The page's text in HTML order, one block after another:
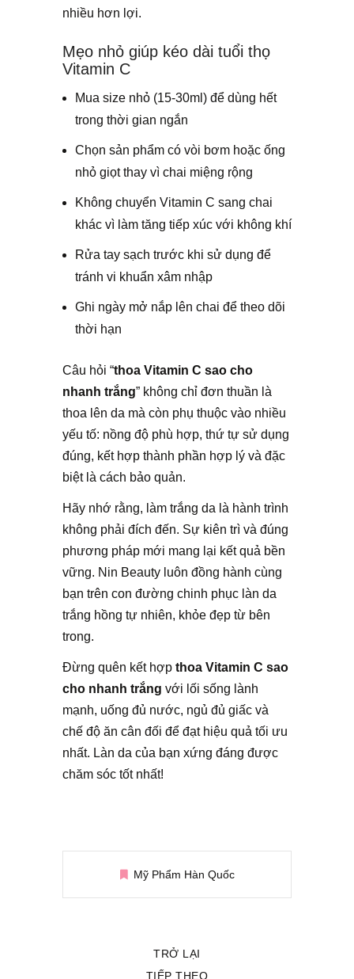
nhiều hơn lợi.
Mẹo nhỏ giúp kéo dài tuổi thọ
Vitamin C
Mua size nhỏ (15-30ml) để dùng hết
trong thời gian ngắn
Chọn sản phẩm có vòi bơm hoặc ống
nhỏ giọt thay vì chai miệng rộng
Không chuyển Vitamin C sang chai
khác vì làm tăng tiếp xúc với không khí
Rửa tay sạch trước khi sử dụng để
tránh vi khuẩn xâm nhập
Ghi ngày mở nắp lên chai để theo dõi
thời hạn
Câu hỏi “thoa Vitamin C sao cho
nhanh trắng” không chỉ đơn thuần là
thoa lên da mà còn phụ thuộc vào nhiều
yếu tố: nồng độ phù hợp, thứ tự sử dụng
đúng, kết hợp thành phần hợp lý và đặc
biệt là cách bảo quản.
Hãy nhớ rằng, làm trắng da là hành trình
không phải đích đến. Sự kiên trì và đúng
phương pháp mới mang lại kết quả bền
vững. Nin Beauty luôn đồng hành cùng
bạn trên con đường chinh phục làn da
trắng hồng tự nhiên, khỏe đẹp từ bên
trong.
Đừng quên kết hợp thoa Vitamin C sao
cho nhanh trắng với lối sống lành
mạnh, uống đủ nước, ngủ đủ giấc và
chế độ ăn cân đối để đạt hiệu quả tối ưu
nhất. Làn da của bạn xứng đáng được
chăm sóc tốt nhất!
Mỹ Phẩm Hàn Quốc
TRỞ LẠI
TIẾP THEO